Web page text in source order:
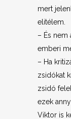
mert
elitélem.
– És nem
emberi
– Ha
zsidókat
zsidó
ezek
Viktor is